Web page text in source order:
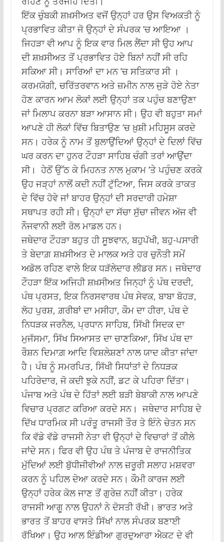
ਇੱਕ ਚੁੰਬਕੀ ਸ਼ਖ਼ਸੀਅਤ ਵਜੋਂ ਉਨ੍ਹਾਂ ਹਰ ਉਸ ਵਿਅਕਤੀ ਨੂੰ
ਪ੍ਰਭਾਵਿਤ ਕੀਤਾ ਜੋ ਉਨ੍ਹਾਂ ਦੇ ਸੰਪਰਕ ’ਚ ਆਇਆ ।
ਜਿਹੜਾ ਵੀ ਆਪ ਨੂੰ ਇਕ ਵਾਰ ਮਿਲ ਲੈਂਦਾ ਸੀ ਉਹ ਆਪ
ਦੀ ਸ਼ਖ਼ਸੀਅਤ ਤੋਂ ਪ੍ਰਭਾਵਿਤ ਹੋਏ ਬਿਨਾਂ ਨਹੀਂ ਸੀ ਰਹਿ
ਸਕਿਆ ਸੀ। ਸਾਰਿਆਂ ਦਾ ਮਨ ’ਚ ਸਤਿਕਾਰ ਸੀ ।
ਕਰਮਯੋਗੀ, ਚਰਿੱਤਰਵਾਨ ਅਤੇ ਜ਼ਮੀਨ ਨਾਲ ਜੁੜੇ ਹੋਏ ਨੇਤਾ
ਹੋਣ ਕਾਰਨ ਆਮ ਲੋਕਾਂ ਲਈ ਉਨ੍ਹਾਂ ਤਕ ਪਹੁੰਚ ਬਣਾਉਣਾ
ਜਾਂ ਮਿਲਾਪ ਕਰਨਾ ਬੜਾ ਆਸਾਨ ਸੀ। ਉਹ ਵੀ ਬਹੁਤਾ ਸਮਾਂ
ਆਪਣੇ ਹੀ ਲੋਕਾਂ ਵਿੱਚ ਬਿਤਾਉਣ ’ਚ ਖ਼ੁਸ਼ੀ ਮਹਿਸੂਸ ਕਰਦੇ
ਸਨ। ਹਰੇਕ ਨੂੰ ਨਾਮ ਤੋਂ ਬੁਲਾਉਂਦਿਆਂ ਉਨ੍ਹਾਂ ਦੇ ਦਿਲਾਂ ਵਿੱਚ
ਘਰ ਕਰਨ ਦਾ ਹੁਨਰ ਟੌਹੜਾ ਸਾਹਿਬ ਚੰਗੀ ਤਰਾਂ ਆਉਂਦਾ
ਸੀ। ਹੇਠੋਂ ਉੱਠ ਕੇ ਮਿਹਨਤ ਨਾਲ ਮੁਕਾਮ ’ਤੇ ਪਹੁੰਚਣ ਕਰਕੇ
ਉਹ ਜੜ੍ਹਾਂ ਨਾਲੋਂ ਕਦੀ ਨਹੀਂ ਟੁੱਟਿਆ, ਜਿਸ ਕਰਕੇ ਤਾਕਤ
ਦੇ ਵਿੱਚ ਹੋਵੇ ਜਾਂ ਬਾਹਰ ਉਨ੍ਹਾਂ ਦੀ ਸਰਦਾਰੀ ਹਮੇਸ਼ਾ
ਸਥਾਪਤ ਰਹੀ ਸੀ। ਉਨ੍ਹਾਂ ਦਾ ਸੱਚਾ ਸੁੱਚਾ ਜੀਵਨ ਅੱਜ ਵੀ
ਨੌਜਵਾਨੀ ਲਈ ਰੋਲ ਮਾਡਲ ਹਨ।
ਜਥੇਦਾਰ ਟੌਹੜਾ ਬਹੁਤ ਹੀ ਸੂਝਵਾਨ, ਬਹੁਪੱਖੀ, ਬਹੁ-ਪਸਾਰੀ
ਤੇ ਬੇਦਾਗ਼ ਸ਼ਖ਼ਸੀਅਤ ਦੇ ਮਾਲਕ ਅਤੇ ਹਰ ਚੁਨੌਤੀ ਸਮੇਂ
ਅਡੋਲ ਰਹਿਣ ਵਾਲੇ ਇਕ ਧੜੱਲੇਦਾਰ ਲੀਡਰ ਸਨ। ਜਥੇਦਾਰ
ਟੌਹੜਾ ਇੱਕ ਅਜਿਹੀ ਸ਼ਖ਼ਸੀਅਤ ਜਿਨ੍ਹਾਂ ਨੂੰ ਪੰਥ ਦਰਦੀ,
ਪੰਥ ਪ੍ਰਸਤ, ਇਕ ਨਿਰਸਵਾਰਥ ਪੰਥ ਸੇਵਕ, ਬਾਬਾ ਬੋਹੜ,
ਲੋਹ ਪੁਰਸ਼, ਗ਼ਰੀਬਾਂ ਦਾ ਮਸੀਹਾ, ਕੌਮ ਦਾ ਹੀਰਾ, ਪੰਥ ਦੇ
ਨਿਧੜਕ ਜਰਨੈਲ, ਪ੍ਰਧਾਨ ਸਾਹਿਬ, ਸਿੱਖੀ ਸਿਦਕ ਦਾ
ਮੁਜੱਸਮਾ, ਸਿੱਖ ਸਿਆਸਤ ਦਾ ਚਾਣਕਿਆ, ਸਿੱਖ ਪੰਥ ਦਾ
ਰੌਸ਼ਨ ਦਿਮਾਗ਼ ਆਦਿ ਵਿਸ਼ਲੇਸ਼ਣਾਂ ਨਾਲ ਯਾਦ ਕੀਤਾ ਜਾਂਦਾ
ਹੈ। ਪੰਥ ਨੂੰ ਸਮਰਪਿਤ, ਸਿੱਖੀ ਸਿਧਾਂਤਾਂ ਦੇ ਨਿਧੜਕ
ਪਹਿਰੇਦਾਰ, ਜੋ ਕਦੀ ਝੁਕੇ ਨਹੀਂ, ਡਟ ਕੇ ਪਹਿਰਾ ਦਿੱਤਾ।
ਪੰਜਾਬ ਅਤੇ ਪੰਥ ਦੇ ਹਿੱਤਾਂ ਲਈ ਬੜੀ ਬੇਬਾਕੀ ਨਾਲ ਆਪਣੇ
ਵਿਚਾਰ ਪ੍ਰਗਟ ਕਰਿਆ ਕਰਦੇ ਸਨ। ਜਥੇਦਾਰ ਸਾਹਿਬ ਦੇ
ਦਿੱਖ ਧਾਰਮਿਕ ਸੀ ਪਰੰਤੂ ਰਾਜਸੀ ਤੌਰ ਤੇ ਇੰਨੇ ਚੇਤਨ ਸਨ
ਕਿ ਵੱਡੇ ਵੱਡੇ ਰਾਜਸੀ ਨੇਤਾ ਵੀ ਉਨ੍ਹਾਂ ਦੇ ਵਿਚਾਰਾਂ ਤੋਂ ਕੀਲੇ
ਜਾਂਦੇ ਸਨ। ਫਿਰ ਵੀ ਉਹ ਪੰਥ ਤੇ ਪੰਜਾਬ ਦੇ ਰਾਜਨੀਤਿਕ
ਮੁੱਦਿਆਂ ਲਈ ਬੁੱਧੀਜੀਵੀਆਂ ਨਾਲ ਜ਼ਰੂਰੀ ਸਲਾਹ ਮਸ਼ਵਰਾ
ਕਰਨ ਨੂੰ ਪਹਿਲ ਦੇਆ ਕਰਦੇ ਸਨ। ਕੌਮੀ ਕਾਰਜ ਲਈ
ਉਨ੍ਹਾਂ ਹਰੇਕ ਕੋਲ ਜਾਣ ਤੋਂ ਗੁਰੇਜ਼ ਨਹੀਂ ਕੀਤਾ। ਹਰੇਕ
ਰਾਜਸੀ ਆਗੂ ਨਾਲ ਉਹਨਾਂ ਨੇ ਦੋਸਤੀ ਰੱਖੀ। ਭਾਰਤ ਅਤੇ
ਭਾਰਤ ਤੋਂ ਬਾਹਰ ਵਾਸਤੇ ਸਿੱਖਾਂ ਨਾਲ ਸੰਪਰਕ ਬਣਾਈ
ਰੱਖਿਆ। ਉਹ ਆਲ ਇੰਡੀਆ ਗੁਰਦੁਆਰਾ ਐਕਟ ਦੇ ਵੀ